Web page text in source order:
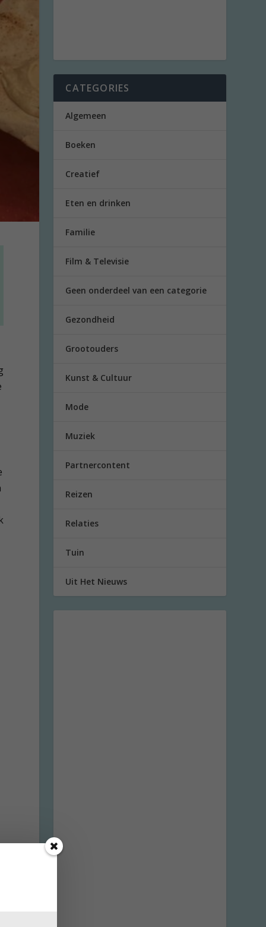
CATEGORIES
Algemeen
Boeken
Creatief
Eten en drinken
Familie
Film & Televisie
Geen onderdeel van een categorie
Gezondheid
Grootouders
Kunst & Cultuur
Mode
Muziek
Partnercontent
Reizen
Relaties
Tuin
Uit Het Nieuws